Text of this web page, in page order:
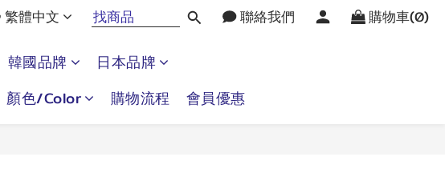
繁體中文 聯絡我們 購物車(0)
韓國品牌
日本品牌
顏色/Color 購物流程 會員優惠